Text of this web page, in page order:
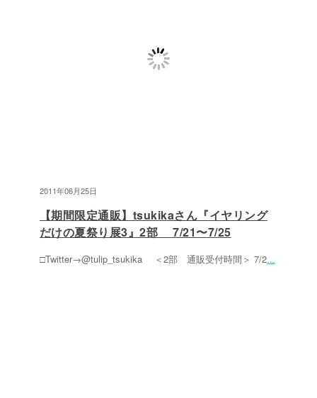
2011年06月25日
【期間限定通販】tsukikaさん『イヤリング
だけの夏祭り展3』2部 7/21〜7/25
□Twitter→@tulip_tsukika ＜2部 通販受付時間＞ 7/2...